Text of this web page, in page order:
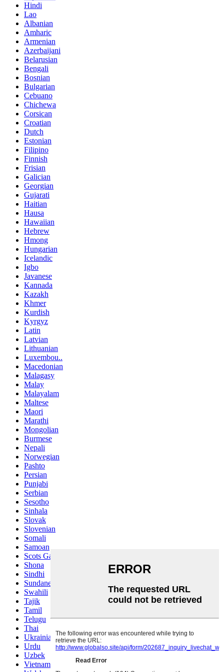
Hindi
Lao
Albanian
Amharic
Armenian
Azerbaijani
Belarusian
Bengali
Bosnian
Bulgarian
Cebuano
Chichewa
Corsican
Croatian
Dutch
Estonian
Filipino
Finnish
Frisian
Galician
Georgian
Gujarati
Haitian
Hausa
Hawaiian
Hebrew
Hmong
Hungarian
Icelandic
Igbo
Javanese
Kannada
Kazakh
Khmer
Kurdish
Kyrgyz
Latin
Latvian
Lithuanian
Luxembou..
Macedonian
Malagasy
Malay
Malayalam
Maltese
Maori
Marathi
Mongolian
Burmese
Nepali
Norwegian
Pashto
Persian
Punjabi
Serbian
Sesotho
Sinhala
Slovak
Slovenian
Somali
Samoan
Scots Gaelic
Shona
Sindhi
Sundanese
Swahili
Tajik
Tamil
Telugu
Thai
Ukrainian
Urdu
Uzbek
Vietnamese